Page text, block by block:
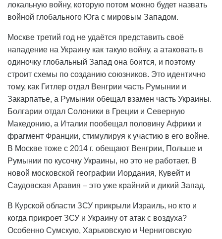
локальную войну, которую потом можно будет назвать
войной глобального Юга с мировым Западом.
Москве третий год не удаётся представить своё
нападение на Украину как такую войну, а атаковать в
одиночку глобальный Запад она боится, и поэтому
строит схемы по созданию союзников. Это идентично
тому, как Гитлер отдал Венгрии часть Румынии и
Закарпатье, а Румынии обещал взамен часть Украины.
Болгарии отдал Солоники в Греции и Северную
Македонию, а Италии пообещал половину Африки и
фрагмент Франции, стимулируя к участию в его войне.
В Москве тоже с 2014 г. обещают Венгрии, Польше и
Румынии по кусочку Украины, но это не работает. В
новой московской географии Иордания, Кувейт и
Саудовская Аравия – это уже крайний и дикий Запад.
В Курской области ЗСУ прикрыли Израиль, но кто и
когда прикроет ЗСУ и Украину от атак с воздуха?
Особенно Сумскую, Харьковскую и Черниговскую